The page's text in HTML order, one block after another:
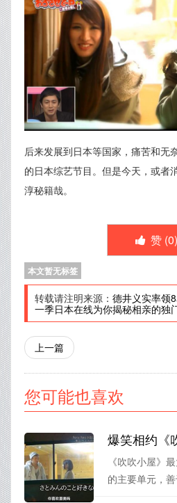
后来发展到日本等国家，痛苦和无
的日本综艺节目。但是今天，或者
淳秘籍哉。
赞 (0)
本文暂无标签
转载请注明来源： 德井义实率领
一季日本在线为你揭秘相亲的独
上一篇
您可能也喜欢
《吹吹小屋》
的主要单元，